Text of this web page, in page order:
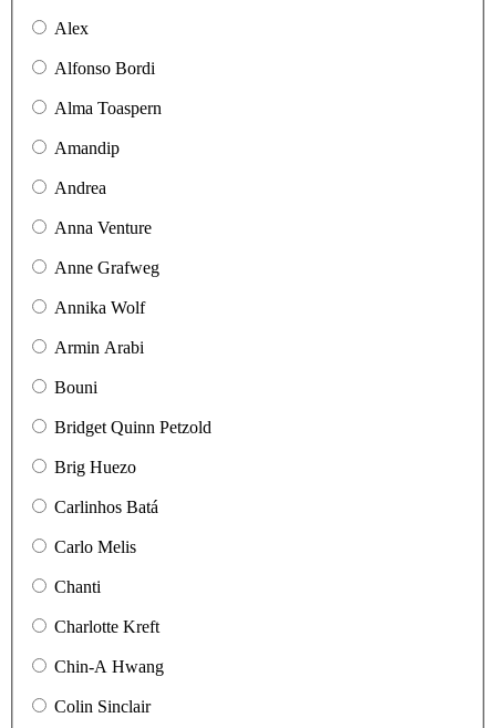
Alex
Alfonso Bordi
Alma Toaspern
Amandip
Andrea
Anna Venture
Anne Grafweg
Annika Wolf
Armin Arabi
Bouni
Bridget Quinn Petzold
Brig Huezo
Carlinhos Batá
Carlo Melis
Chanti
Charlotte Kreft
Chin-A Hwang
Colin Sinclair